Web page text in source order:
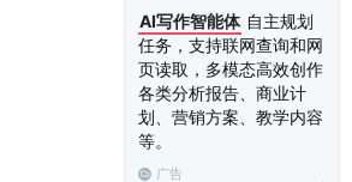
AI写作智能体 自主规划
任务，支持联网查询和网
页读取，多模态高效创作
各类分析报告、商业计
划、营销方案、教学内容
等。
广告